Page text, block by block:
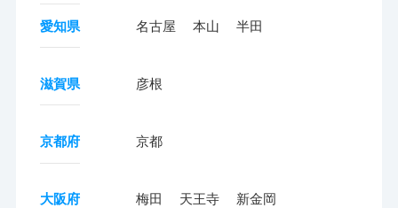
愛知県 名古屋 本山 半田
滋賀県 彦根
京都府 京都
大阪府 梅田 天王寺 新金岡